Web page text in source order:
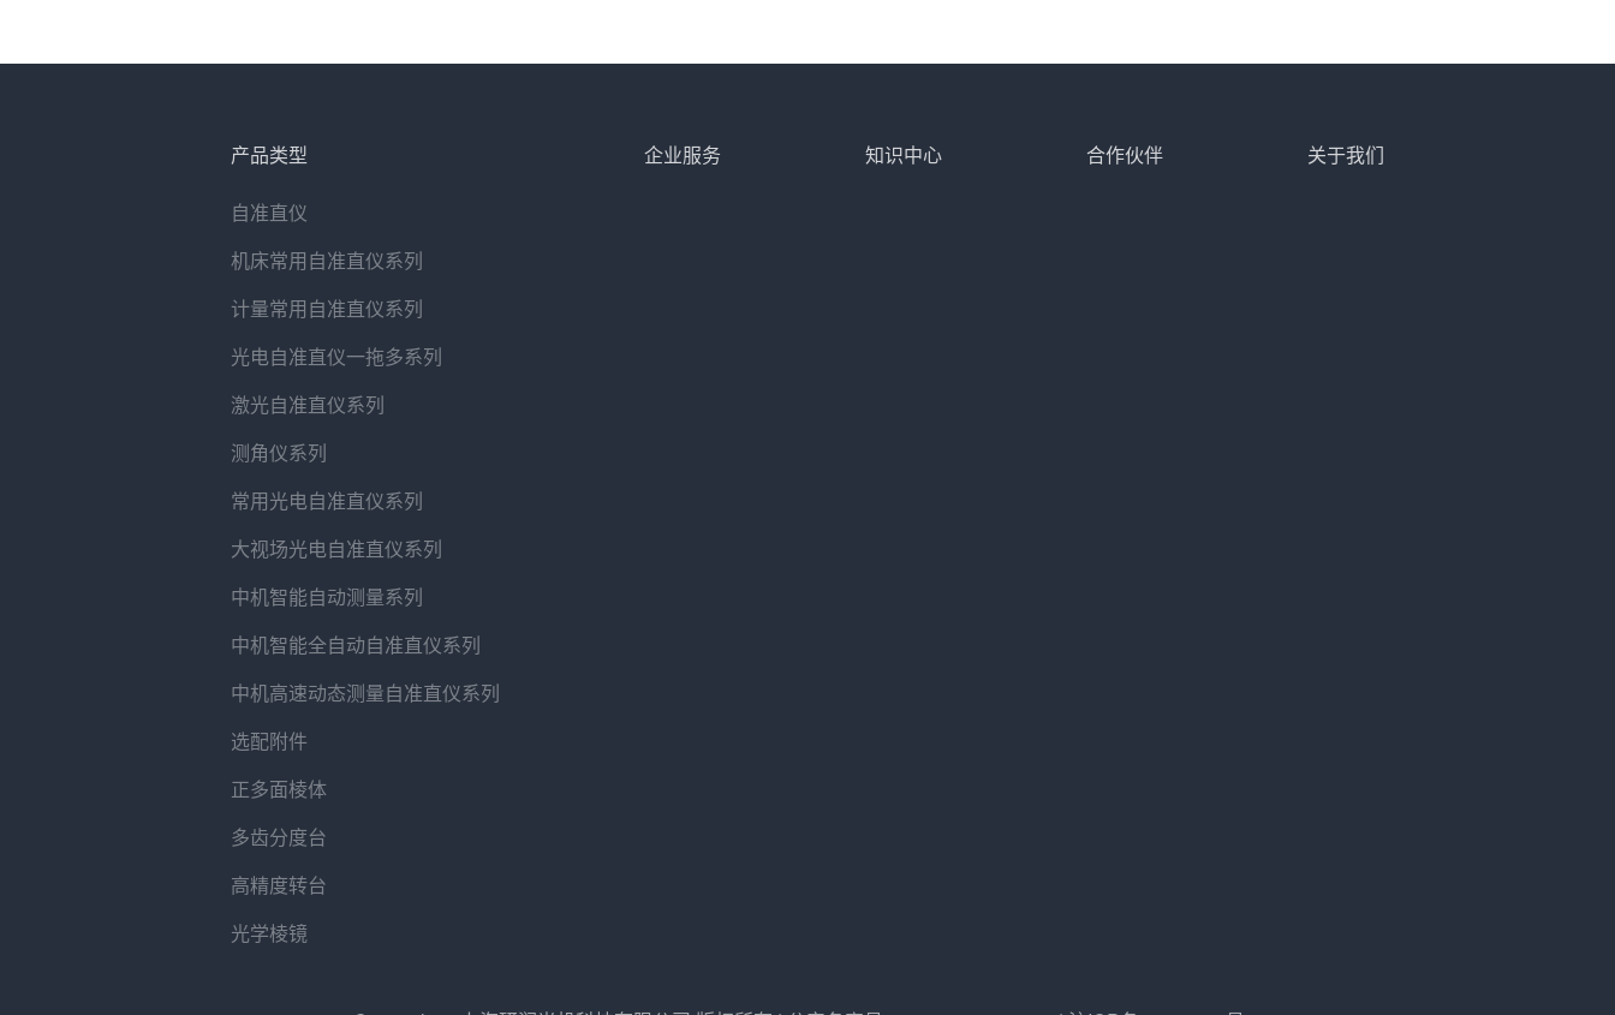
产品类型
自准直仪
机床常用自准直仪系列
计量常用自准直仪系列
光电自准直仪一拖多系列
激光自准直仪系列
测角仪系列
常用光电自准直仪系列
大视场光电自准直仪系列
中机智能自动测量系列
中机智能全自动自准直仪系列
中机高速动态测量自准直仪系列
选配附件
正多面棱体
多齿分度台
高精度转台
光学棱镜
企业服务 知识中心 合作伙伴 关于我们